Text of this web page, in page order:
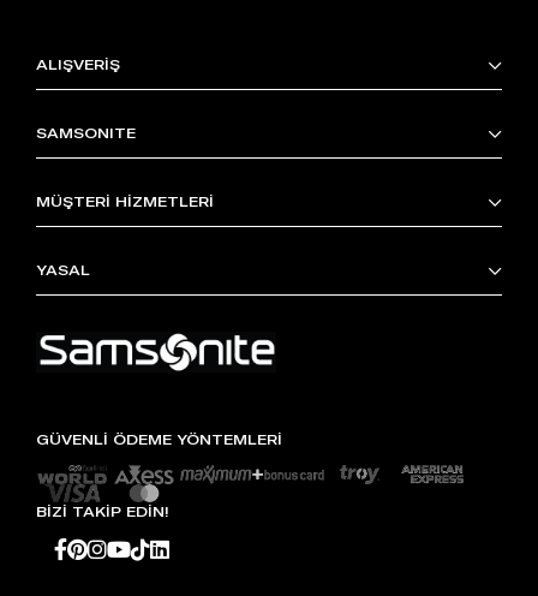
ALIŞVERİŞ
SAMSONITE
MÜŞTERİ HİZMETLERİ
YASAL
GÜVENLİ ÖDEME YÖNTEMLERİ
BİZİ TAKİP EDİN!